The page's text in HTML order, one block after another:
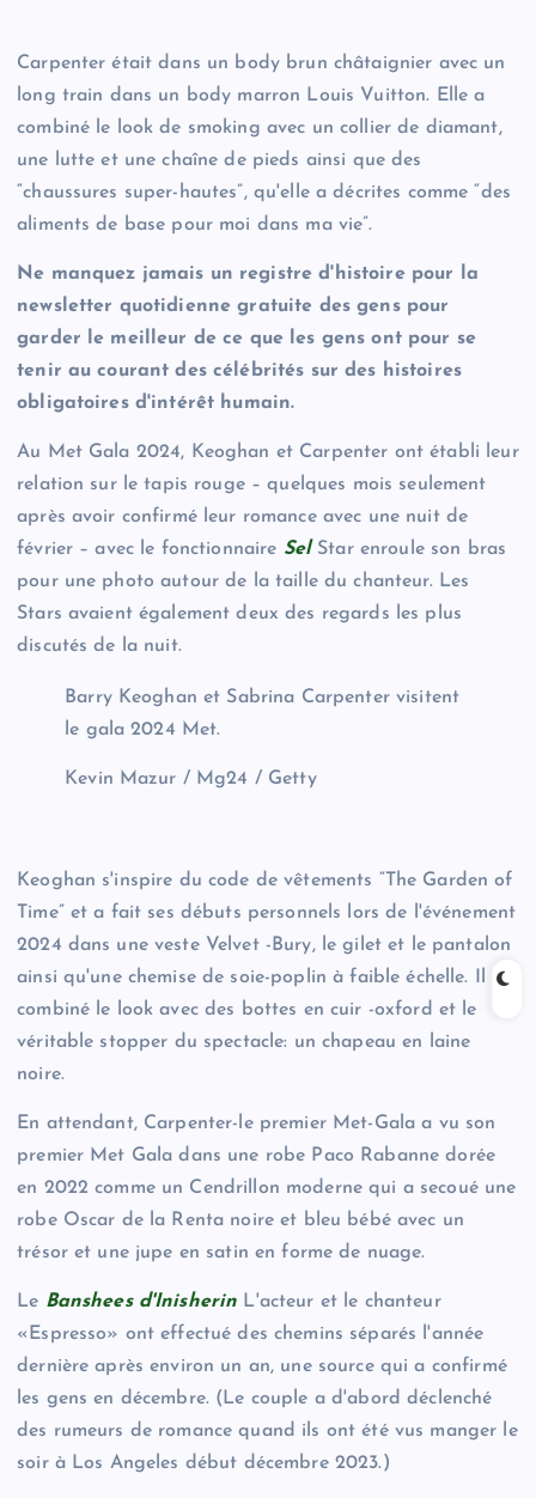
Carpenter était dans un body brun châtaignier avec un
long train dans un body marron Louis Vuitton. Elle a
combiné le look de smoking avec un collier de diamant,
une lutte et une chaîne de pieds ainsi que des
“chaussures super-hautes”, qu'elle a décrites comme “des
aliments de base pour moi dans ma vie”.
Ne manquez jamais un registre d'histoire pour la
newsletter quotidienne gratuite des gens pour
garder le meilleur de ce que les gens ont pour se
tenir au courant des célébrités sur des histoires
obligatoires d'intérêt humain.
Au Met Gala 2024, Keoghan et Carpenter ont établi leur
relation sur le tapis rouge – quelques mois seulement
après avoir confirmé leur romance avec une nuit de
février – avec le fonctionnaire SelStar enroule son bras
pour une photo autour de la taille du chanteur. Les
Stars avaient également deux des regards les plus
discutés de la nuit.
Barry Keoghan et Sabrina Carpenter visitent
le gala 2024 Met.
Kevin Mazur / Mg24 / Getty
Keoghan s'inspire du code de vêtements “The Garden of
Time” et a fait ses débuts personnels lors de l'événement
2024 dans une veste Velvet -Bury, le gilet et le pantalon
ainsi qu'une chemise de soie-poplin à faible échelle. Il a
combiné le look avec des bottes en cuir -oxford et le
véritable stopper du spectacle: un chapeau en laine
noire.
En attendant, Carpenter-le premier Met-Gala a vu son
premier Met Gala dans une robe Paco Rabanne dorée
en 2022 comme un Cendrillon moderne qui a secoué une
robe Oscar de la Renta noire et bleu bébé avec un
trésor et une jupe en satin en forme de nuage.
Le Banshees d'Inisherin L'acteur et le chanteur
«Espresso» ont effectué des chemins séparés l'année
dernière après environ un an, une source qui a confirmé
les gens en décembre. (Le couple a d'abord déclenché
des rumeurs de romance quand ils ont été vus manger le
soir à Los Angeles début décembre 2023.)